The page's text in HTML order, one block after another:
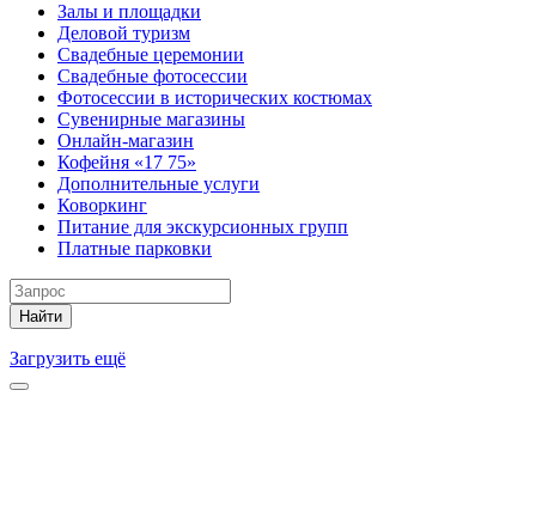
Залы и площадки
Деловой туризм
Свадебные церемонии
Свадебные фотосессии
Фотосессии в исторических костюмах
Сувенирные магазины
Онлайн-магазин
Кофейня «17 75»
Дополнительные услуги
Коворкинг
Питание для экскурсионных групп
Платные парковки
Найти
Загрузить ещё